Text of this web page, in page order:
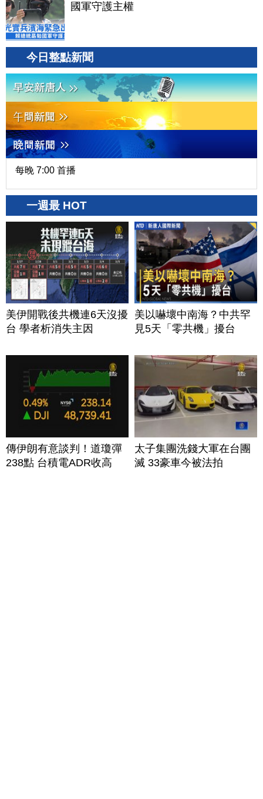
國軍守護主權
今日整點新聞
每晚 7:00 首播
一週最 HOT
美伊開戰後共機連6天沒擾
台 學者析消失主因
美以嚇壞中南海？中共罕
見5天「零共機」擾台
傳伊朗有意談判！道瓊彈
238點 台積電ADR收高
太子集團洗錢大軍在台團
滅 33豪車今被法拍